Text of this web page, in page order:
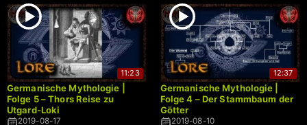
11:23
Germanische Mythologie |
Folge 5 – Thors Reise zu
Utgard-Loki
2019-08-17
12:37
Germanische Mythologie |
Folge 4 – Der Stammbaum der
Götter
2019-08-10